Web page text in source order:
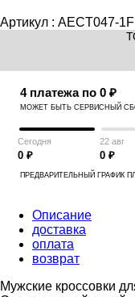
Артикул : AECT047-1F
4 платежа по 0 ₽
МОЖЕТ БЫТЬ СЕРВИСНЫЙ
Сегодня
0 ₽
22 авг
0 ₽
ПРЕДВАРИТЕЛЬНЫЙ ГРАФИК
Описание
доставка
оплата
возврат
Мужские кроссовки